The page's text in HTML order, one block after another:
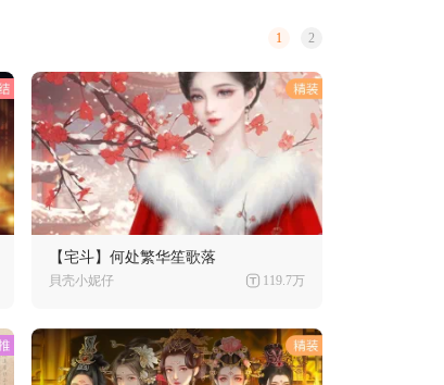
1 2
【宅斗】何处繁华笙歌落
貝壳小妮仔 119.7万